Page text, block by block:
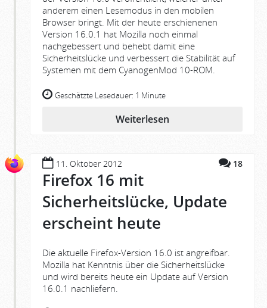
anderem einen Lesemodus in den mobilen
Browser bringt. Mit der heute erschienenen
Version 16.0.1 hat Mozilla noch einmal
nachgebessert und behebt damit eine
Sicherheitslücke und verbessert die Stabilität auf
Systemen mit dem CyanogenMod 10-ROM.
Geschätzte Lesedauer: 1 Minute
Weiterlesen
11. Oktober 2012 18
Firefox 16 mit
Sicherheitslücke, Update
erscheint heute
Die aktuelle Firefox-Version 16.0 ist angreifbar.
Mozilla hat Kenntnis über die Sicherheitslücke
und wird bereits heute ein Update auf Version
16.0.1 nachliefern.